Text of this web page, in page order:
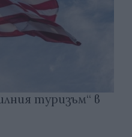
туризъм“ в